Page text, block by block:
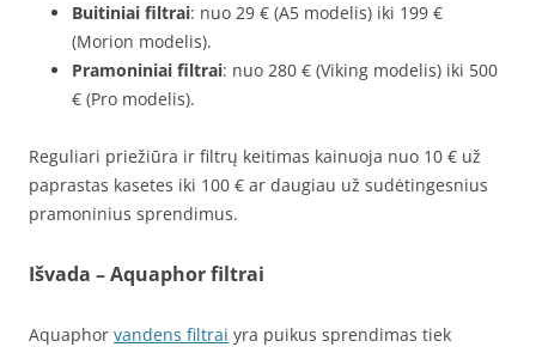
Buitiniai filtrai: nuo 29 € (A5 modelis) iki 199 €
(Morion modelis).
Pramoniniai filtrai: nuo 280 € (Viking modelis) iki 500
€ (Pro modelis).
Reguliari priežiūra ir filtrų keitimas kainuoja nuo 10 € už
paprastas kasetes iki 100 € ar daugiau už sudėtingesnius
pramoninius sprendimus.
Išvada – Aquaphor filtrai
Aquaphor vandens filtrai yra puikus sprendimas tiek